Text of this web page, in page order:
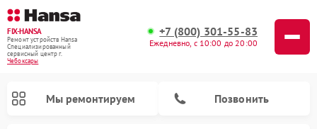
FIX-HANSA
Ремонт устройств Hansa
Специализированный
cервисный центр г.
Чебоксары
+7 (800) 301-55-83
Ежедневно, с 10:00 до 20:00
Мы ремонтируем Позвонить